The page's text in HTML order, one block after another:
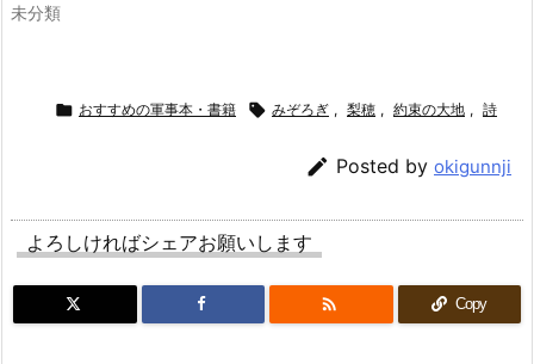
未分類
 おすすめの軍事本・書籍  みぞろぎ , 梨穂 , 約束の大地 , 詩
 Posted by okigunnji
よろしければシェアお願いします
 Copy